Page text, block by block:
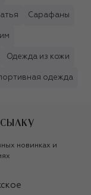
Сарафаны
Одежда из кожи
одежда
новинках и